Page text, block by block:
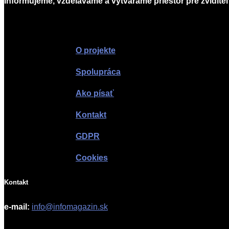
O projekte
Spolupráca
Ako písať
Kontakt
GDPR
Cookies
Kontakt
e-mail: info@infomagazin.sk